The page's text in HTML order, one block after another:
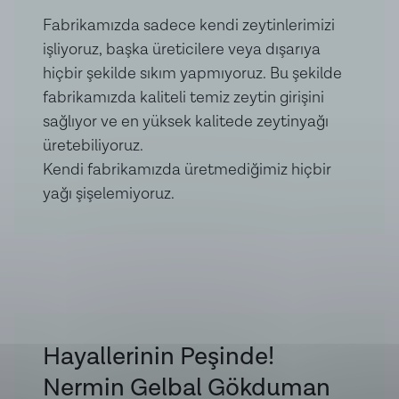
muhafaza etmenizi tavsiye ederiz. Haftada 1 kez
ambalajı ters düz çevirerek içindeki zeytinyağının
tüm zeytinlere temasını sağlayabilirsiniz.
Kullanım Önerisi: 10 kilogramlık teneke zeytin almayı
düşünüyorsanız ve bu miktarı kısa bir süre içinde
tüketmeyecekseniz, zeytinlerin bozulmaması için
küçük cam kavanozlara bölerek buzdolabında
Ürün içeriği: Sofralık Doğal Salamura Siyah Zeytin,
Tuz, Bitkisel Yağ (Mısır Yağı), Zeytinyağı
Fabrikamızda sadece kendi zeytinlerimizi
işliyoruz, başka üreticilere veya dışarıya
hiçbir şekilde sıkım yapmıyoruz. Bu şekilde
fabrikamızda kaliteli temiz zeytin girişini
sağlıyor ve en yüksek kalitede zeytinyağı
üretebiliyoruz.
Kendi fabrikamızda üretmediğimiz hiçbir
yağı şişelemiyoruz.
Hayallerinin Peşinde!
Nermin Gelbal Gökduman